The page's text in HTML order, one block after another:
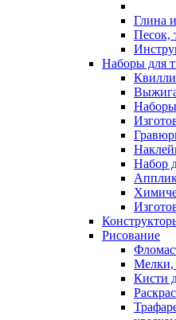
Глина
Песок,
Наборы для
Набор
Рисование
Мелки,
Кисти